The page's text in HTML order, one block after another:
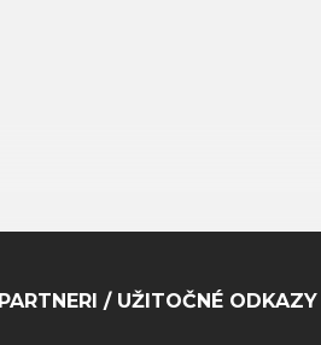
PARTNERI / UŽITOČNÉ ODKAZY